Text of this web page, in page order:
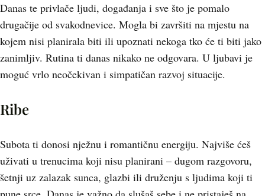
Danas te privlače ljudi, događanja i sve što je pomalo
drugačije od svakodnevice. Mogla bi završiti na mjestu na
kojem nisi planirala biti ili upoznati nekoga tko će ti biti jako
zanimljiv. Rutina ti danas nikako ne odgovara. U ljubavi je
moguć vrlo neočekivan i simpatičan razvoj situacije.
Ribe
Subota ti donosi nježnu i romantičnu energiju. Najviše ćeš
uživati u trenucima koji nisu planirani – dugom razgovoru,
šetnji uz zalazak sunca, glazbi ili druženju s ljudima koji ti